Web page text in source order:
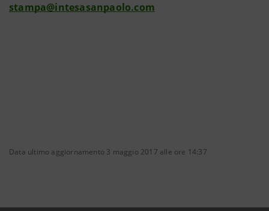
stampa@intesasanpaolo.com
Data ultimo aggiornamento 3 maggio 2017 alle ore 14:37